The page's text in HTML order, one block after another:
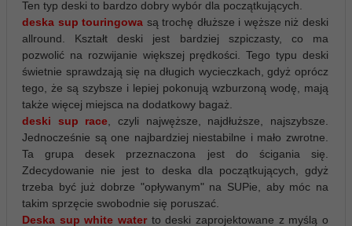
Ten typ deski to bardzo dobry wybór dla początkujących.
deska sup touringowa są trochę dłuższe i węższe niż deski
allround. Kształt deski jest bardziej szpiczasty, co ma
pozwolić na rozwijanie większej prędkości. Tego typu deski
świetnie sprawdzają się na długich wycieczkach, gdyż oprócz
tego, że są szybsze i lepiej pokonują wzburzoną wodę, mają
także więcej miejsca na dodatkowy bagaż.
deski sup race , czyli najwęższe, najdłuższe, najszybsze.
Jednocześnie są one najbardziej niestabilne i mało zwrotne.
Ta grupa desek przeznaczona jest do ścigania się.
Zdecydowanie nie jest to deska dla początkujących, gdyż
trzeba być już dobrze "opływanym" na SUPie, aby móc na
takim sprzęcie swobodnie się poruszać.
Deska sup white water to deski zaprojektowane z myślą o